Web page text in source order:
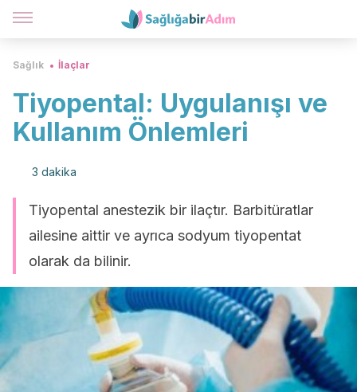
Sağlık İlaçlar
Tiyopental: Uygulanışı ve
Kullanım Önlemleri
3 dakika
Tiyopental anestezik bir ilaçtır. Barbitüratlar
ailesine aittir ve ayrıca sodyum tiyopentat
olarak da bilinir.